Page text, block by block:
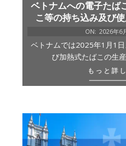
ベトナムへの電子たば
こ等の持ち込み及び
ON: 2026年6
ベトナムでは2025年1月1
び加熱式たばこの生
もっと詳